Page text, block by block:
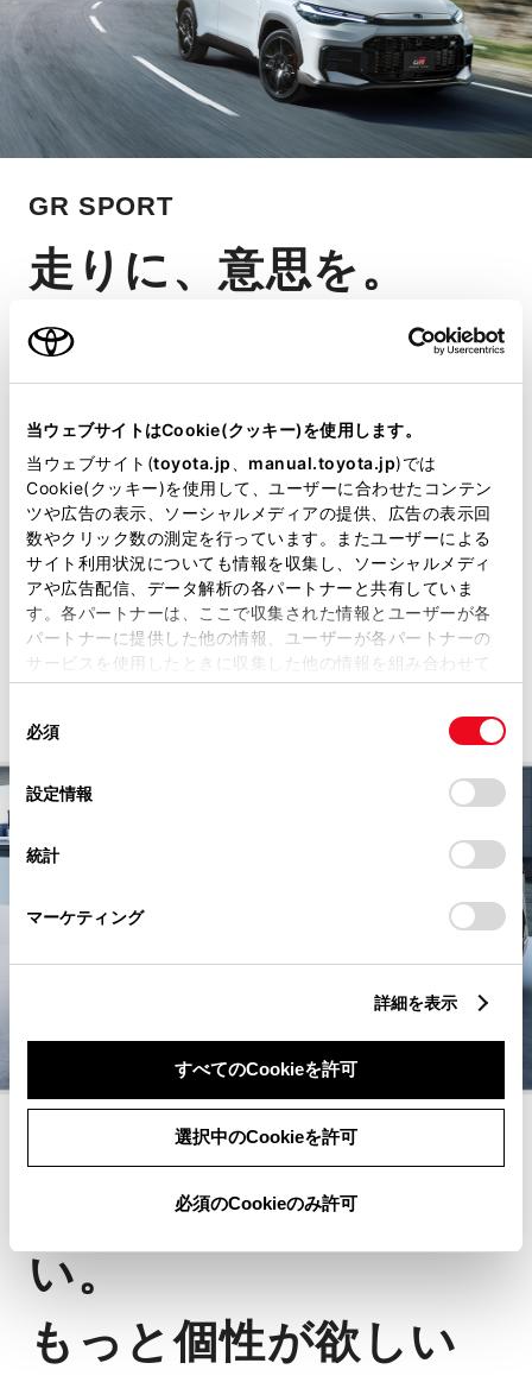
当ウェブサイトはCookie(クッキー)を使用します。
当ウェブサイト(toyota.jp manual.toyota.jp)では
Cookie(クッキー)を使用して、ユーザーに合わせたコンテン
ツや広告の表示、ソーシャルメディアの提供、広告の表示回
数やクリック数の測定を行っています。またユーザーによる
サイト利用状況についても情報を収集し、ソーシャルメディ
アや広告配信、データ解析の各パートナーと共有していま
す。各パートナーは、ここで収集された情報とユーザーが各
パートナーに提供した他の情報、ユーザーが各パートナーの
サービスを使用したときに収集した他の情報を組み合わせて
使用することがあります。当ウェブサイトの使用を続行する
デバイスにすべてのCookie(クッキー)が保存されることに同
意したことになります。Cookie(クッキー)のオプトアウト、
設定の変更、同意を撤回したりするにあたっては、当社の
「Cookie（クッキー）情報の取り扱いについて
」をご覧くだ
の
選
択
必須
設定情報
統計
マーケティング
詳細を表示
すべてのCookieを許可
選択中のCookieを許可
必須のCookieのみ許可
GR SPORT
走りに、意思を。
GR SPORTという選
アーバンなフォルムにGR SPORTな
らではの機能美をプラス。
専用チューニングで、意のままに操
れるスポーティな走りを。
詳細を見る
カスタマイズカー
普通じゃ物足りな
い。
もっと個性が欲しい